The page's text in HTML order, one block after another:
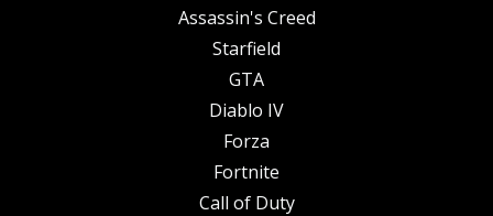
Assassin's Creed
Starfield
GTA
Diablo IV
Forza
Fortnite
Call of Duty